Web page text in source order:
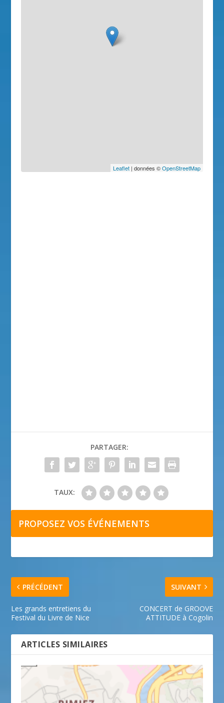
Leaflet| données ©OpenStreetMap
PARTAGER:
TAUX:
PROPOSEZ VOS ÉVÉNEMENTS
PRÉCÉDENT
Les grands entretiens du
Festival du Livre de Nice
SUIVANT
CONCERT de GROOVE
ATTITUDE à Cogolin
ARTICLES SIMILAIRES